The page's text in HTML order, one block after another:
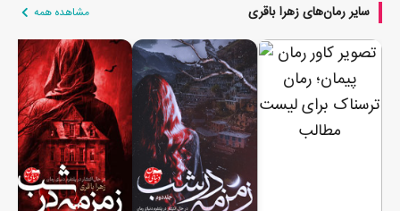
سایر رمان‌های زهرا باقری مشاهده همه